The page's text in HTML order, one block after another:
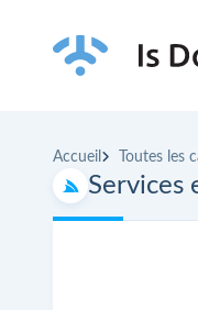
Accueil Toutes les
Services